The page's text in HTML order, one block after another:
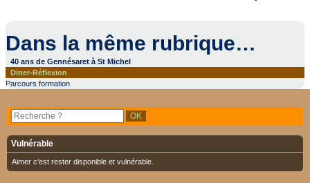
Dans la même rubrique…
40 ans de Gennésaret à St Michel
Diner-Réflexion
Parcours formation
Vulnérable
Aimer c’est rester disponible et vulnérable.